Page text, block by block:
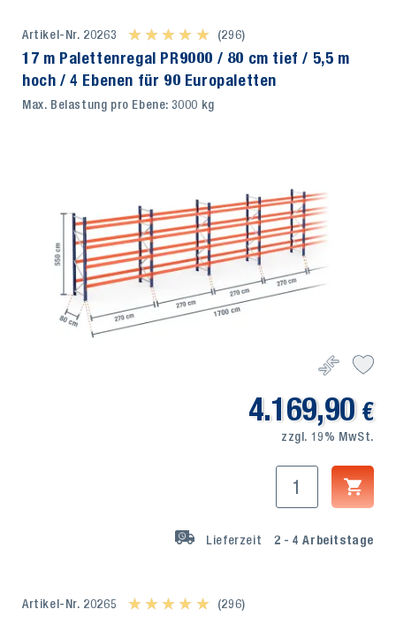
Artikel-Nr. 20263 ★ ★ ★ ★ ★
★ ★ ★ ★ ★ (296)
17 m Palettenregal PR9000 / 80 cm tief / 5,5 m
hoch / 4 Ebenen für 90 Europaletten
Max. Belastung pro Ebene: 3000 kg
4.169,90 €
zzgl. 19% MwSt.
Lieferzeit 2 - 4 Arbeitstage
Artikel-Nr. 20265 ★ ★ ★ ★ ★
★ ★ ★ ★ ★ (296)